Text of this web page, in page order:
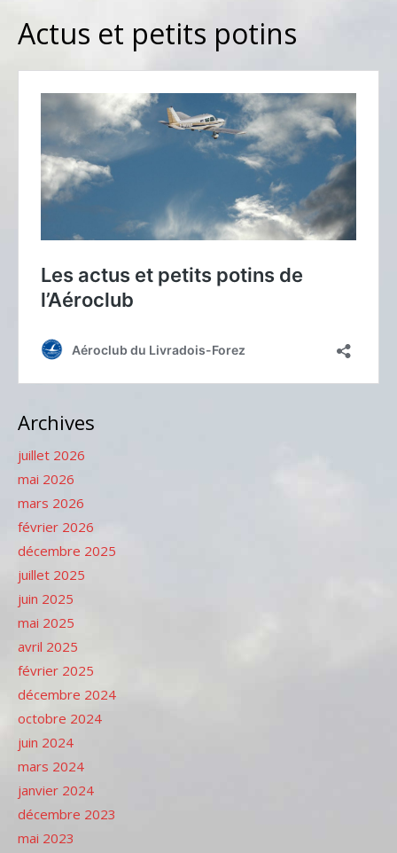
Actus et petits potins
Archives
juillet 2026
mai 2026
mars 2026
février 2026
décembre 2025
juillet 2025
juin 2025
mai 2025
avril 2025
février 2025
décembre 2024
octobre 2024
juin 2024
mars 2024
janvier 2024
décembre 2023
mai 2023